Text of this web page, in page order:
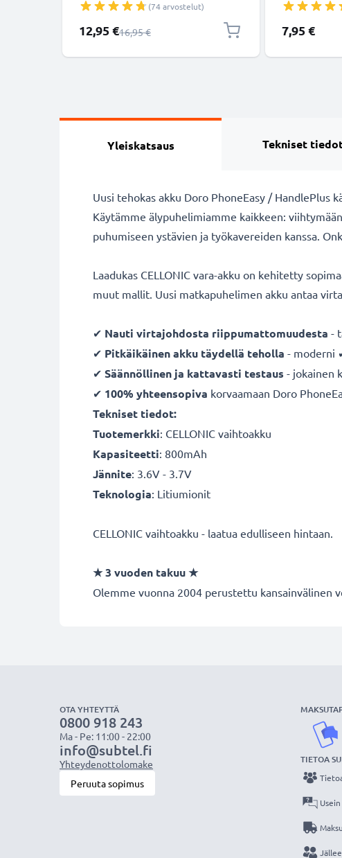
kokoontaitettava kolmijalka
bluetooth-kaukosäätimellä
puhelimelle ja kameralle - iPhonelle,
(74 arvostelut)
Erikoishinta
12,95 €Normaali hinta
16,95 €
imukuppi,
älypuhelimen
7,95 €
Yleiskatsaus Tekniset
Uusi tehokas akku Doro PhoneEasy / HandlePlus
Käytämme älypuhelimiamme kaikkeen:
puhumiseen ystävien ja työkavereiden kanssa.
Laadukas CELLONIC vara-akku on kehitetty
muut mallit. Uusi matkapuhelimen akku antaa
✔ Nauti virtajohdosta riippumattomuudesta -
✔ Pitkäikäinenakku täydellä teholla - moderni
✔ Säännöllinen ja kattavasti testaus - jokainen
✔ 100% yhteensopiva korvaamaan Doro
Tekniset tiedot:
Tuotemerkki: CELLONIC vaihtoakku
Kapasiteetti: 800mAh
Jännite: 3.6V - 3.7V
Teknologia: Litiumionit
CELLONIC vaihtoakku - laatua edulliseen hintaan.
★3 vuoden takuu★
Olemme vuonna 2004 perustettu kansainvälinen
OTA YHTEYTTÄ
0800 918 243
Ma - Pe: 11:00 - 22:00
info@subtel.fi
Yhteydenottolomake
Peruuta sopimus
TIETOA